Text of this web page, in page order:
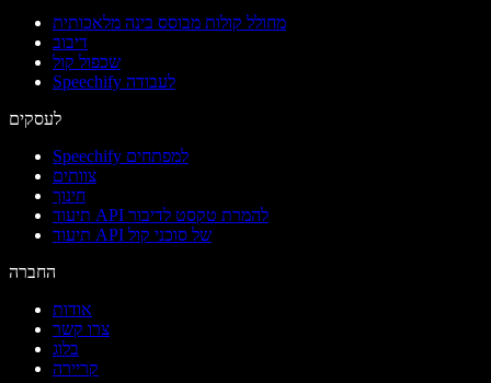
מחולל קולות מבוסס בינה מלאכותית
דיבוב
שכפול קול
Speechify לעבודה
לעסקים
Speechify למפתחים
צוותים
חינוך
תיעוד API להמרת טקסט לדיבור
תיעוד API של סוכני קול
החברה
אודות
צרו קשר
בלוג
קריירה